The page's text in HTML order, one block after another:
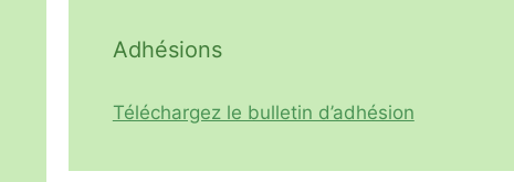
Adhésions
Téléchargez le bulletin d’adhésion